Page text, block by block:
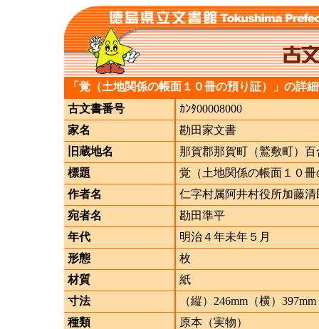
「覚（土地関係の帳面１０冊の預り証）」の詳
古文書番号
ｶﾝﾀ00008000
家名
勘田家文書
旧蔵地名
那賀郡那賀町（鷲敷町）百
標題
覚（土地関係の帳面１０
作者名
仁字村属阿井村役所加藤清
宛者名
勘田準平
年代
明治４年未年５月
形態
枚
材質
紙
寸法
（縦）246mm（横）397mm
種類
原本（実物）